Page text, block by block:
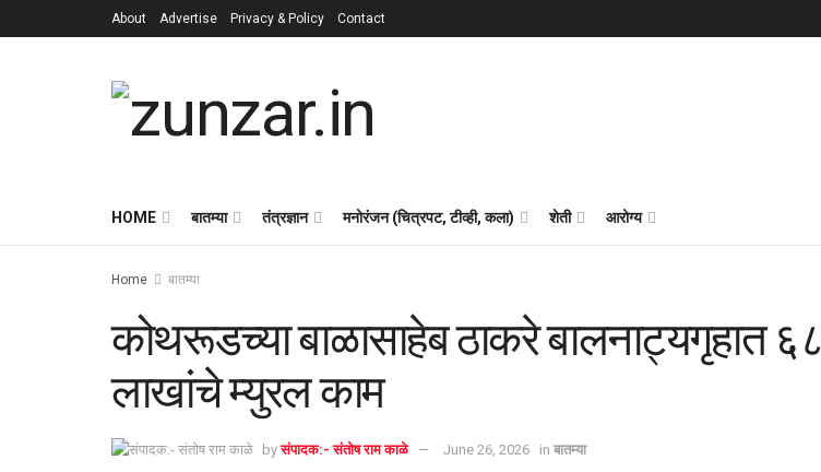
About Advertise Privacy & Policy Contact
HOME बातम्या तंत्रज्ञान मनोरंजन (चित्रपट, टीव्ही, कला) शेती आरोग्य
Home बातम्या
कोथरूडच्या बाळासाहेब ठाकरे बालनाट्यगृहात ६८
लाखांचे म्युरल काम
by संपादक:- संतोष राम काळे June 26, 2026 in बातम्या